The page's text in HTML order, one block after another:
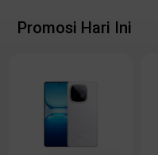
Promosi Hari Ini